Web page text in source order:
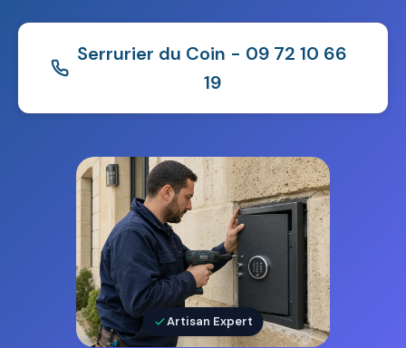
Serrurier du Coin - 09 72 10 66
19
Artisan Expert